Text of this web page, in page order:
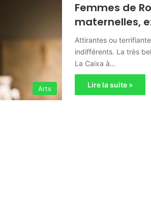
Arts
Femmes de
maternelles,
Attirantes ou
indifférents. La très
La Caixa à…
Lire la suite »